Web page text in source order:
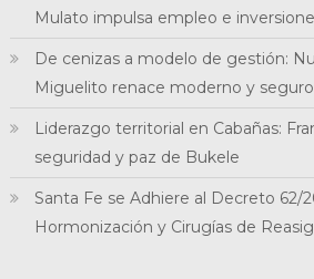
Mulato impulsa empleo e
De cenizas a modelo de gestión:
Miguelito renace moderno y seguro
Liderazgo territorial en Cabañas:
seguridad y paz de Bukele
Santa Fe se Adhiere al Decreto 62/
Hormonización y Cirugías de